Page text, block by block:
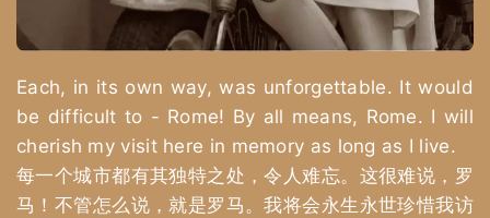
Each, in its own way, was unforgettable. It would
be difficult to - Rome! By all means, Rome. I will
cherish my visit here in memory as long as I live.
每一个城市都有其独特之处，令人难忘。这很难说，罗
马！不管怎么说，就是罗马。我将会永生永世珍惜我访